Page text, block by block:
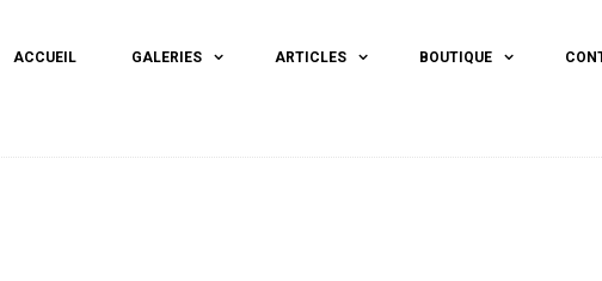
ACCUEIL GALERIES ARTICLES BOUTIQUE